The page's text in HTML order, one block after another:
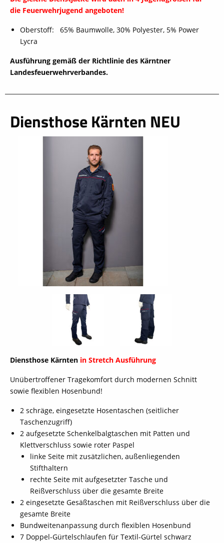
die Feuerwehrjugend angeboten!
Oberstoff: 65% Baumwolle, 30% Polyester, 5% Power
Lycra
Ausführung gemäß der Richtlinie des Kärntner
Landesfeuerwehrverbandes.
schließen
Diensthose Kärnten NEU
Diensthose Kärnten in Stretch Ausführung
Unübertroffener Tragekomfort durch modernen Schnitt
sowie flexiblen Hosenbund!
2 schräge, eingesetzte Hosentaschen (seitlicher
Taschenzugriff)
2 aufgesetzte Schenkelbalgtaschen mit Patten und
Klettverschluss sowie roter Paspel
linke Seite mit zusätzlichen, außenliegenden
Stifthaltern
rechte Seite mit aufgesetzter Tasche und
Reißverschluss über die gesamte Breite
2 eingesetzte Gesäßtaschen mit Reißverschluss über die
gesamte Breite
Bundweitenanpassung durch flexiblen Hosenbund
7 Doppel-Gürtelschlaufen für Textil-Gürtel schwarz